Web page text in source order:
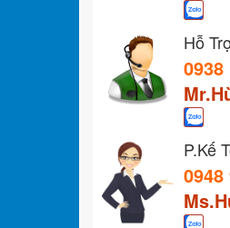
Hỗ
0938
P.Kế
0948